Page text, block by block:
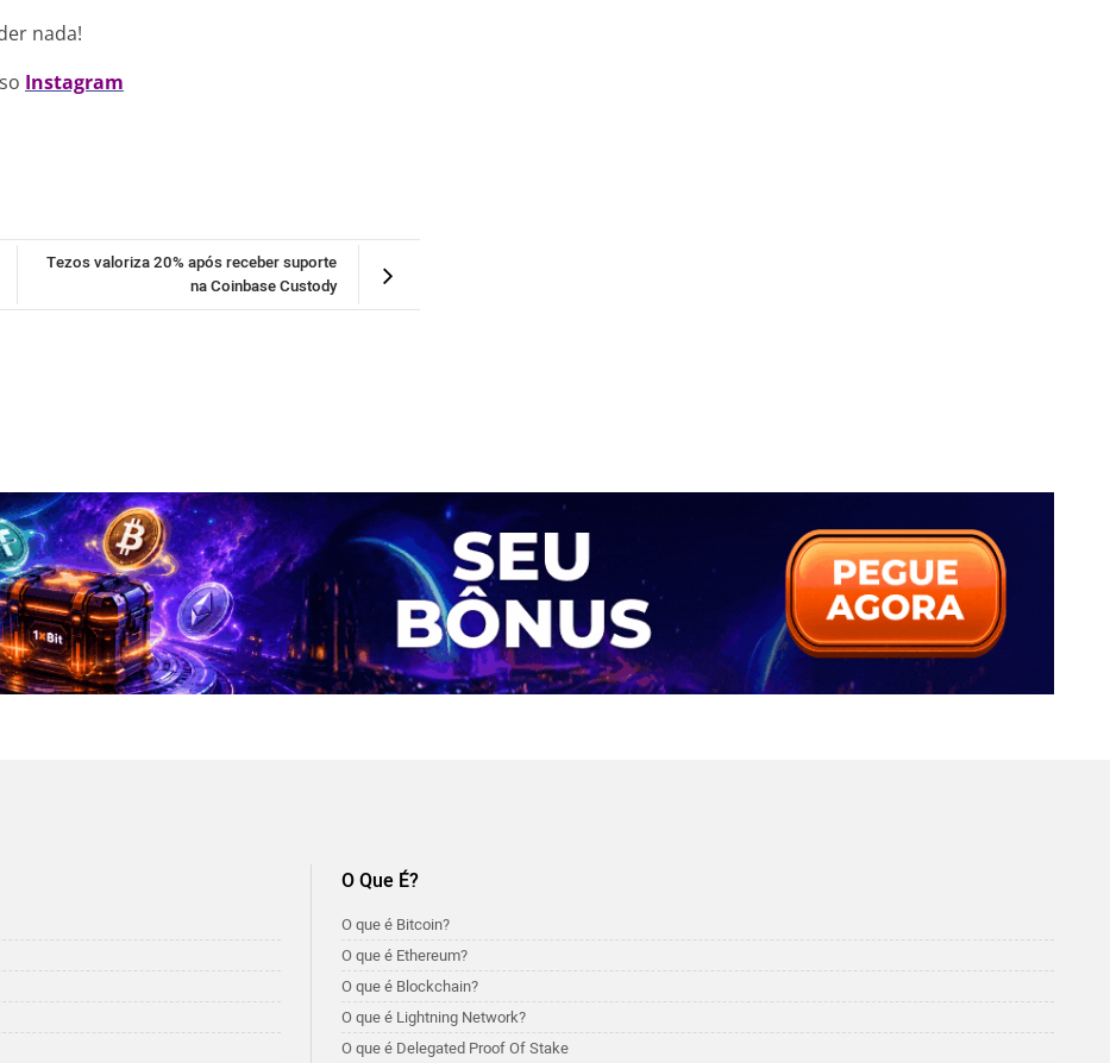
nada!
Instagram
Tezos valoriza 20% após receber suporte
na Coinbase Custody
O Que É?
O que é Bitcoin?
O que é Ethereum?
O que é Blockchain?
O que é Lightning Network?
O que é Delegated Proof Of Stake